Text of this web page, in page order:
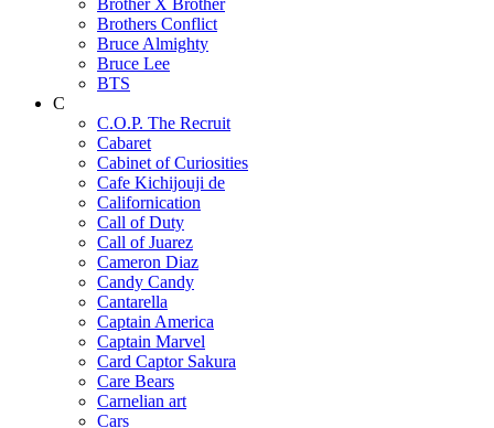
Brother X Brother
Brothers Conflict
Bruce Almighty
Bruce Lee
BTS
C
C.O.P. The Recruit
Cabaret
Cabinet of Curiosities
Cafe Kichijouji de
Californication
Call of Duty
Call of Juarez
Cameron Diaz
Candy Candy
Cantarella
Captain America
Captain Marvel
Card Captor Sakura
Care Bears
Carnelian art
Cars